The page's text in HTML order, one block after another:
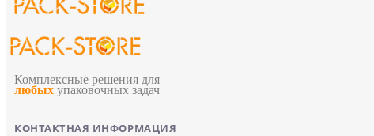
Комплексные решения для
любых упаковочных задач
КОНТАКТНАЯ ИНФОРМАЦИЯ